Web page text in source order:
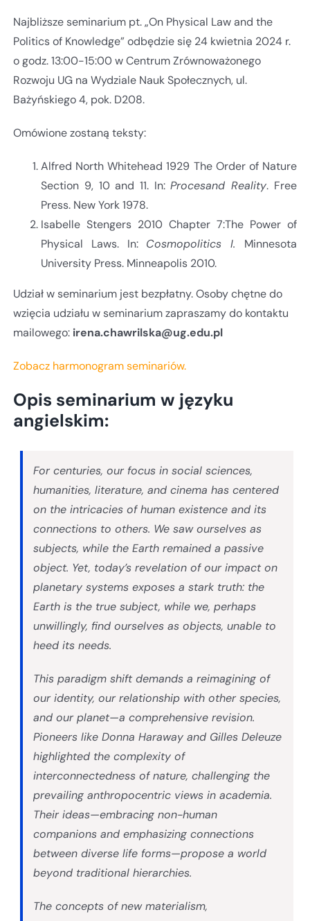
Najbliższe seminarium pt. „On Physical Law and the
Politics of Knowledge” odbędzie się 24 kwietnia 2024 r.
o godz. 13:00-15:00 w Centrum Zrównoważonego
Rozwoju UG na Wydziale Nauk Społecznych, ul.
Bażyńskiego 4, pok. D208.
Omówione zostaną teksty:
Alfred North Whitehead 1929 The Order of Nature
Section 9, 10 and 11. In:Procesand Reality. Free
Press. New York 1978.
Isabelle Stengers 2010 Chapter 7:The Power of
Physical Laws. In: Cosmopolitics I. Minnesota
University Press. Minneapolis 2010.
Udział w seminarium jest bezpłatny. Osoby chętne do
wzięcia udziału w seminarium zapraszamy do kontaktu
mailowego: irena.chawrilska@ug.edu.pl
Zobacz harmonogram seminariów.
Opis seminarium w języku
angielskim:
For centuries, our focus in social sciences,
humanities, literature, and cinema has centered
on the intricacies of human existence and its
connections to others. We saw ourselves as
subjects, while the Earth remained a passive
object. Yet, today’s revelation of our impact on
planetary systems exposes a stark truth: the
Earth is the true subject, while we, perhaps
unwillingly, find ourselves as objects, unable to
heed its needs.
This paradigm shift demands a reimagining of
our identity, our relationship with other species,
and our planet—a comprehensive revision.
Pioneers like Donna Haraway and Gilles Deleuze
highlighted the complexity of
interconnectedness of nature, challenging the
prevailing anthropocentric views in academia.
Their ideas—embracing non-human
companions and emphasizing connections
between diverse life forms—propose a world
beyond traditional hierarchies.
The concepts of new materialism,